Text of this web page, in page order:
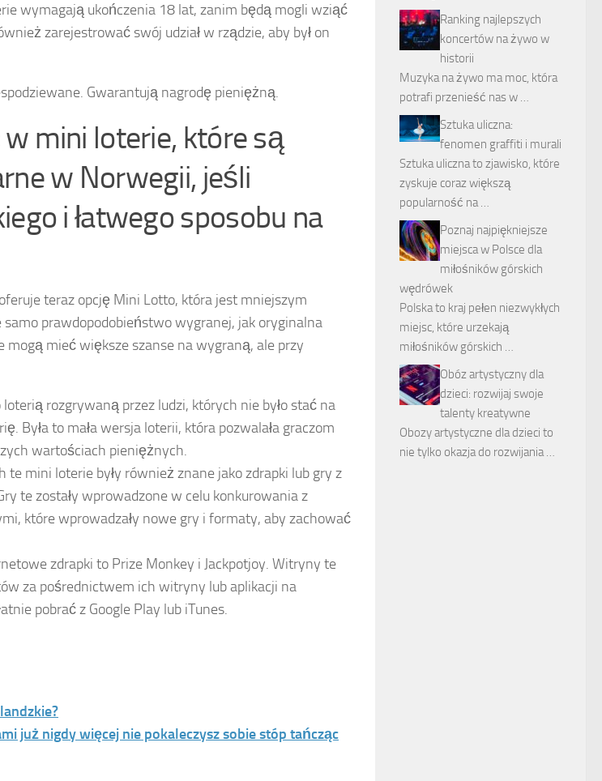
wymagają ukończenia 18 lat, zanim będą mogli wziąć
zarejestrować swój udział w rządzie, aby był on
Gwarantują nagrodę pieniężną.
mini loterie, które są
w Norwegii, jeśli
i łatwego sposobu na
teraz opcję Mini Lotto, która jest mniejszym
samo prawdopodobieństwo wygranej, jak oryginalna
mogą mieć większe szanse na wygraną, ale przy
loterią rozgrywaną przez ludzi, których nie było stać na
Była to mała wersja loterii, która pozwalała graczom
wartościach pieniężnych.
te mini loterie były również znane jako zdrapki lub gry z
te zostały wprowadzone w celu konkurowania z
które wprowadzały nowe gry i formaty, aby zachować
zdrapki to Prize Monkey i Jackpotjoy. Witryny te
za pośrednictwem ich witryny lub aplikacji na
pobrać z Google Play lub iTunes.
już nigdy więcej nie pokaleczysz sobie stóp tańcząc
Ranking najlepszych
koncertów na żywo w
historii
Muzyka na żywo ma moc, która
potrafi przenieść nas w …
Sztuka uliczna:
fenomen graffiti i murali
Sztuka uliczna to zjawisko, które
zyskuje coraz większą
popularność na …
Poznaj najpiękniejsze
miejsca w Polsce dla
miłośników górskich
wędrówek
Polska to kraj pełen niezwykłych
miejsc, które urzekają
miłośników górskich …
Obóz artystyczny dla
dzieci: rozwijaj swoje
talenty kreatywne
Obozy artystyczne dla dzieci to
nie tylko okazja do rozwijania …